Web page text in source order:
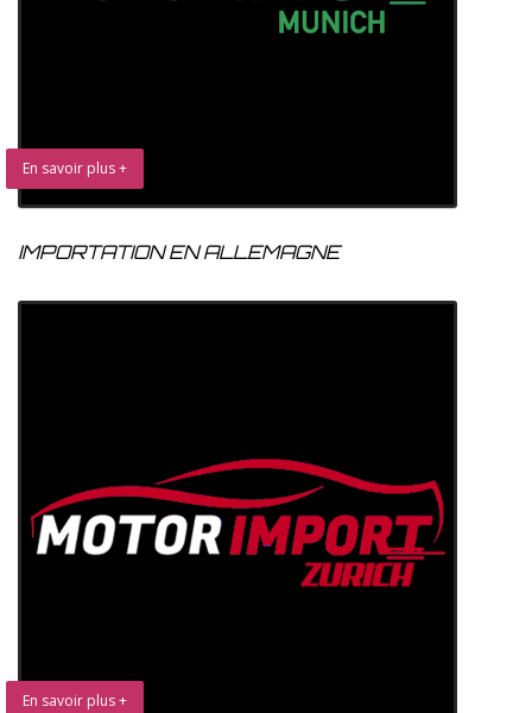
En savoir plus +
IMPORTATION EN ALLEMAGNE
En savoir plus +